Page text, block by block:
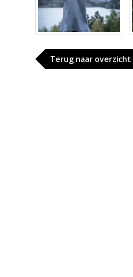
Terug naar overzicht